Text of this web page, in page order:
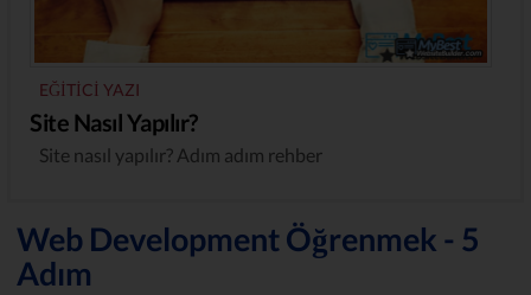
EĞITICI YAZI
Site Nasıl Yapılır?
Site nasıl yapılır? Adım adım rehber
Web Development Öğrenmek - 5
Adım